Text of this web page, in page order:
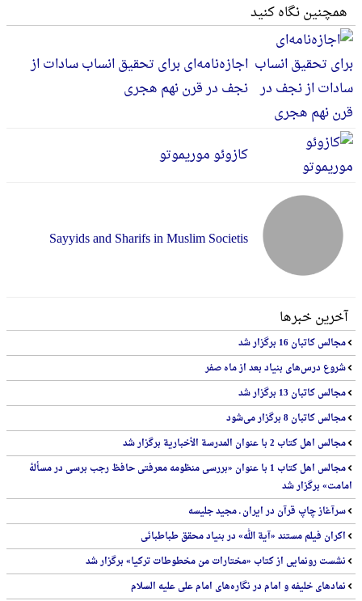
همچنین نگاه کنید
اجازه‌نامه‌ای برای تحقیق انساب سادات از
نجف در قرن نهم هجری
کازوئو موریموتو
Sayyids and Sharifs in Muslim Societis
آخرین خبرها
مجالس کاتبان 16 برگزار شد
شروع درس‌های بنیاد بعد از ماه صفر
مجالس کاتبان 13 برگزار شد
مجالس کاتبان 8 برگزار می‌شود
مجالس اهل کتاب 2 با عنوان المدرسة الأخباریة برگزار شد
مجالس اهل کتاب 1 با عنوان «بررسی منظومه معرفتی حافظ رجب برسی در مسألۀ
امامت» برگزار شد
سرآغاز چاپ قرآن در ایران ـ مجید جلیسه
اکران فیلم مستند «آیة الله» در بنیاد محقق طباطبائی
نشست رونمایی از کتاب «مختارات من مخطوطات ترکیا» برگزار شد
نمادهای خلیفه و امام در نگاره‌های امام علی علیه السلام